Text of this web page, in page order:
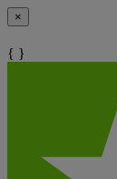
×
{ }